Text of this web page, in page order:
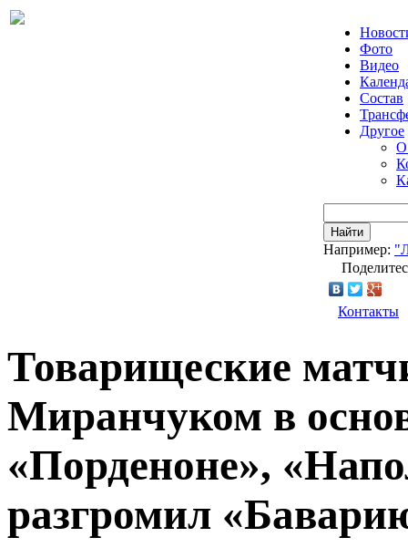
Фото
Видео
Состав
Другое
О
Найти
Например:
Контакты
Товарищеские
Миранчуком в
«Порденоне»,
разгромил